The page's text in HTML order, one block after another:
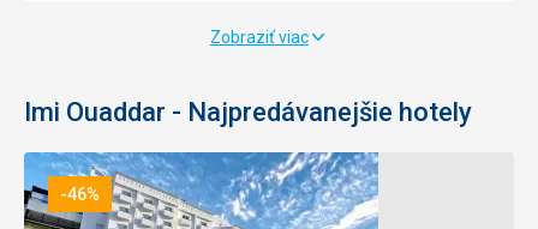
pre
ako
pre
začiatočníkov,
remeslené
,
múzeá
,
malý
Zobraziť viac
Imi Ouaddar - Najpredávanejšie hotely
-46%